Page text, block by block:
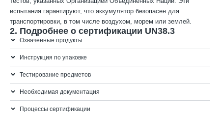
испытания гарантируют, что аккумулятор безопасен для
транспортировки, в том числе воздухом, морем или землей.
2. Подробнее о сертификации UN38.3
Охваченные продукты
Инструкция по упаковке
Тестирование предметов
Необходимая документация
Процессы сертификации